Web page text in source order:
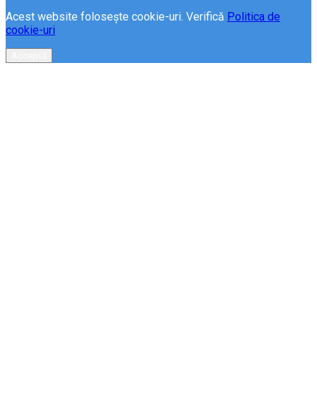
Acest website folosește cookie-uri. Verifică Politica de
cookie-uri